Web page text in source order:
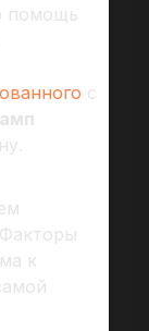
помощь
с
к